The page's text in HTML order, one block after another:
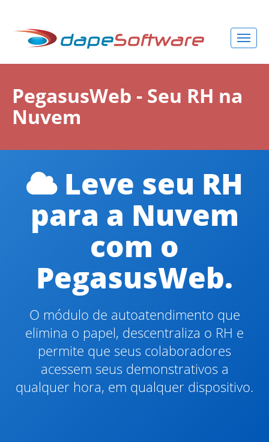
PegasusWeb - Seu RH na
Nuvem
Leve seu RH
para a Nuvem
com o
PegasusWeb.
O módulo de autoatendimento que
elimina o papel, descentraliza o RH e
permite que seus colaboradores
acessem seus demonstrativos a
qualquer hora, em qualquer dispositivo.